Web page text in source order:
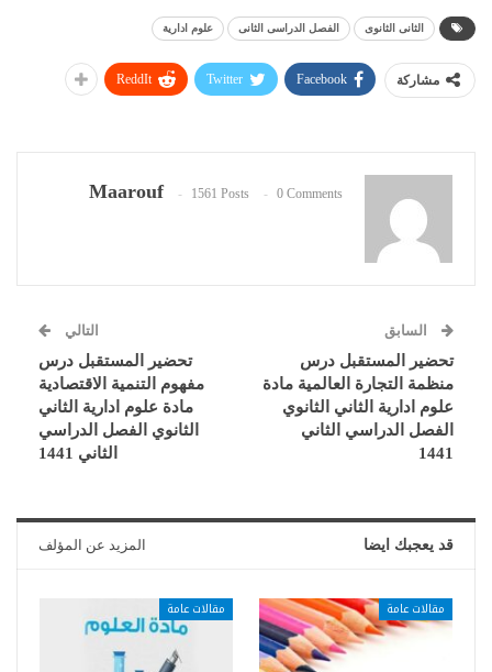
الثانى الثانوى الفصل الدراسى الثانى علوم ادارية
مشاركة Facebook
Twitter
ReddIt
Maarouf 1561 Posts 0 Comments
السابق
تحضير المستقبل درس
منظمة التجارة العالمية مادة
علوم ادارية الثاني الثانوي
الفصل الدراسي الثاني
1441
التالي
تحضير المستقبل درس
مفهوم التنمية الاقتصادية
مادة علوم ادارية الثاني
الثانوي الفصل الدراسي
الثاني 1441
قد يعجبك ايضا المزيد عن المؤلف
مقالات عامة مقالات عامة